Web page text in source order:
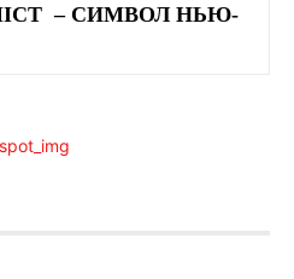
– СИМВОЛ НЬЮ-